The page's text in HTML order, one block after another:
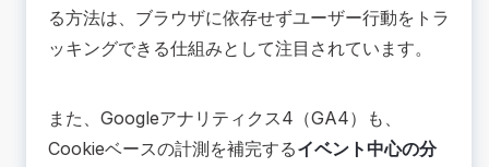
る方法は、ブラウザに依存せずユーザー行動をトラ
ッキングできる仕組みとして注目されています。
また、Googleアナリティクス4（GA4）も、
Cookieベースの計測を補完するイベント中心の分